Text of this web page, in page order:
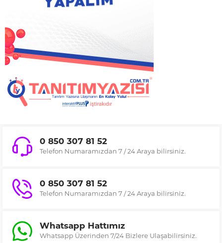
0 850 307 81 52
Telefon Numaramızdan 7 / 24 Araya bilirsiniz.
0 850 307 81 52
Telefon Numaramızdan 7 / 24 Araya bilirsiniz.
Whatsapp Hattımız
Whatsapp Üzerinden 7/24 Bizlere Ulaşabilirsiniz.